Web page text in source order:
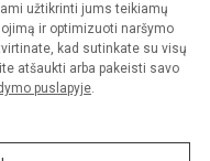
užtikrinti jums teikiamų
ir optimizuoti naršymo
kad sutinkate su visų
atšaukti arba pakeisti savo
puslapyje.
Visos teisės saugomos.
griežtai draudžiama.
valdymas